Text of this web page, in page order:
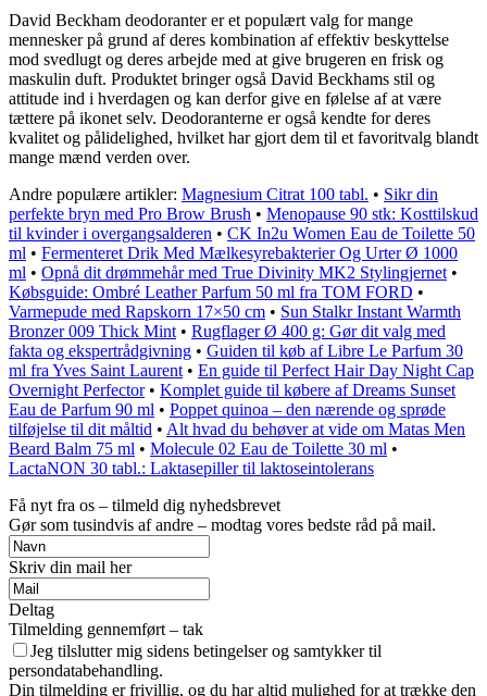
David Beckham deodoranter er et populært valg for mange
mennesker på grund af deres kombination af effektiv beskyttelse
mod svedlugt og deres arbejde med at give brugeren en frisk og
maskulin duft. Produktet bringer også David Beckhams stil og
attitude ind i hverdagen og kan derfor give en følelse af at være
tættere på ikonet selv. Deodoranterne er også kendte for deres
kvalitet og pålidelighed, hvilket har gjort dem til et favoritvalg blandt
mange mænd verden over.
Andre populære artikler: Magnesium Citrat 100 tabl. • Sikr din
perfekte bryn med Pro Brow Brush • Menopause 90 stk: Kosttilskud
til kvinder i overgangsalderen • CK In2u Women Eau de Toilette 50
ml • Fermenteret Drik Med Mælkesyrebakterier Og Urter Ø 1000
ml • Opnå dit drømmehår med True Divinity MK2 Stylingjernet •
Købsguide: Ombré Leather Parfum 50 ml fra TOM FORD •
Varmepude med Rapskorn 17×50 cm • Sun Stalkr Instant Warmth
Bronzer 009 Thick Mint • Rugflager Ø 400 g: Gør dit valg med
fakta og ekspertrådgivning • Guiden til køb af Libre Le Parfum 30
ml fra Yves Saint Laurent • En guide til Perfect Hair Day Night Cap
Overnight Perfector• Komplet guide til købere af Dreams Sunset
Eau de Parfum 90 ml • Poppet quinoa – den nærende og sprøde
tilføjelse til dit måltid • Alt hvad du behøver at vide om Matas Men
Beard Balm 75 ml • Molecule 02 Eau de Toilette 30 ml •
LactaNON 30 tabl.: Laktasepiller til laktoseintolerans
Få nyt fra os – tilmeld dig nyhedsbrevet
Gør som tusindvis af andre – modtag vores bedste råd på mail.
Skriv din mail her
Deltag
Tilmelding gennemført – tak
Jeg tilslutter mig sidens betingelser og samtykker til
persondatabehandling.
Din tilmelding er frivillig, og du har altid mulighed for at trække den